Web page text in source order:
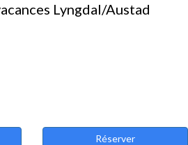
Lyngdal/Austad
Réserver